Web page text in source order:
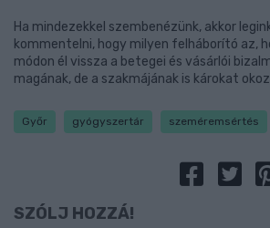
Ha mindezekkel szembenézünk, akkor
kommentelni, hogy milyen felháborító az,
módon él vissza a betegei és vásárlói
magának, de a szakmájának is károkat
Győr gyógyszertár szeméremsértés
SZÓLJ HOZZÁ!